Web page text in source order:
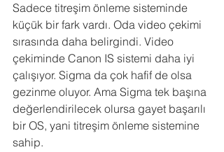
Sadece titreşim önleme sisteminde
küçük bir fark vardı. Oda video çekimi
sırasında daha belirgindi. Video
çekiminde Canon IS sistemi daha iyi
çalışıyor. Sigma da çok hafif de olsa
gezinme oluyor. Ama Sigma tek başına
değerlendirilecek olursa gayet başarılı
bir OS, yani titreşim önleme sistemine
sahip.